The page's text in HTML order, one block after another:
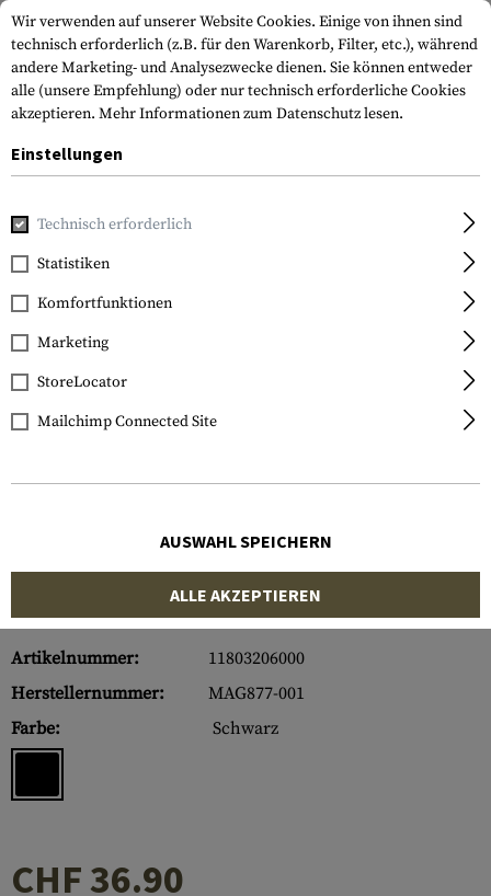
Home Ausrüstung
Magpul
Daka Large Suppressor
Pouch
Artikelnummer:
11803206000
Herstellernummer:
MAG877-001
Farbe:
Schwarz
CHF 36.90
Wir verwenden auf unserer Website Cookies. Einige von ihnen sind
technisch erforderlich (z.B. für den Warenkorb, Filter, etc.), während
andere Marketing- und Analysezwecke dienen. Sie können entweder
alle (unsere Empfehlung) oder nur technisch erforderliche Cookies
akzeptieren. Mehr Informationen zum Datenschutz lesen.
Einstellungen
Technisch erforderlich
Statistiken
Komfortfunktionen
Marketing
StoreLocator
Mailchimp Connected Site
AUSWAHL SPEICHERN
ALLE AKZEPTIEREN